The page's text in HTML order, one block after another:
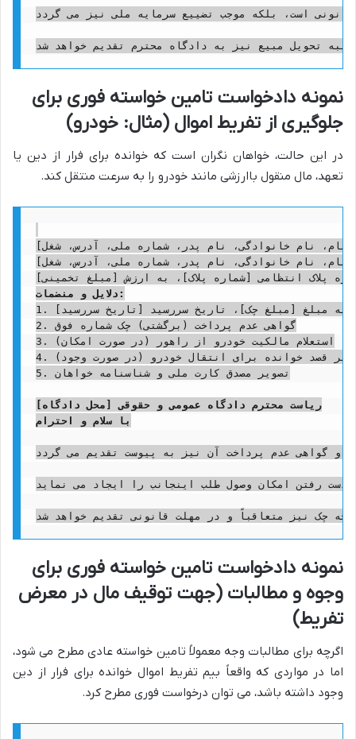
است، بلکه موجب تضییع سرمایه ملی نیز می گردد.
نمونه دادخواست تامین خواسته فوری برای
جلوگیری از تفریط اموال (مثال: خودرو)
در این حالت، خواهان نگران است که خوانده برای فرار از دین یا
تعهد، مال منقول باارزشی مانند خودرو را به سرعت منتقل کند.
دلایل و منضمات:
1. چک شماره [شماره چک] عهده بانک [نام بانک] به مبلغ [مبلغ چک]، تاریخ سررسید [تاریخ سررسید]
2. گواهی عدم پرداخت (برگشتی) چک شماره فوق
3. استعلام مالکیت خودرو از راهور (در صورت امکان)
4. شهادت نامه شهود یا مدارک دال بر قصد خوانده برای انتقال خودرو (در صورت وجود)
5. تصویر مصدق کارت ملی و شناسنامه خواهان
ریاست محترم دادگاه عمومی و حقوقی [محل دادگاه]
با سلام و احترام
و گواهی عدم پرداخت آن نیز به پیوست تقدیم می گردد.
رفتن امکان وصول طلب اینجانب را ایجاد می نماید.
نمونه دادخواست تامین خواسته فوری برای
وجوه و مطالبات (جهت توقیف مال در معرض
تفریط)
اگرچه برای مطالبات وجه معمولاً تامین خواسته عادی مطرح می شود،
اما در مواردی که واقعاً بیم تفریط اموال خوانده برای فرار از دین
وجود داشته باشد، می توان درخواست فوری مطرح کرد.